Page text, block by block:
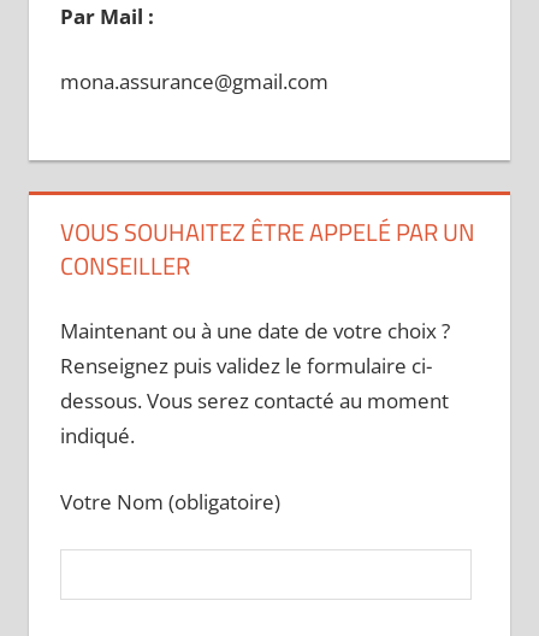
Par Mail :
mona.assurance@gmail.com
VOUS SOUHAITEZ ÊTRE APPELÉ PAR UN
CONSEILLER
Maintenant ou à une date de votre choix ?
Renseignez puis validez le formulaire ci-
dessous. Vous serez contacté au moment
indiqué.
Votre Nom (obligatoire)